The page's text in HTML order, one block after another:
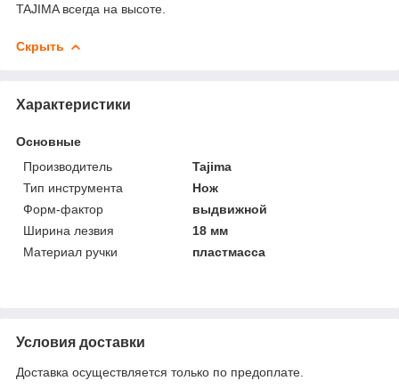
TAJIMA всегда на высоте.
Скрыть
Характеристики
Основные
Производитель
Tajima
Тип инструмента
Нож
Форм-фактор
выдвижной
Ширина лезвия
18 мм
Материал ручки
пластмасса
Условия доставки
Доставка осуществляется только по предоплате.